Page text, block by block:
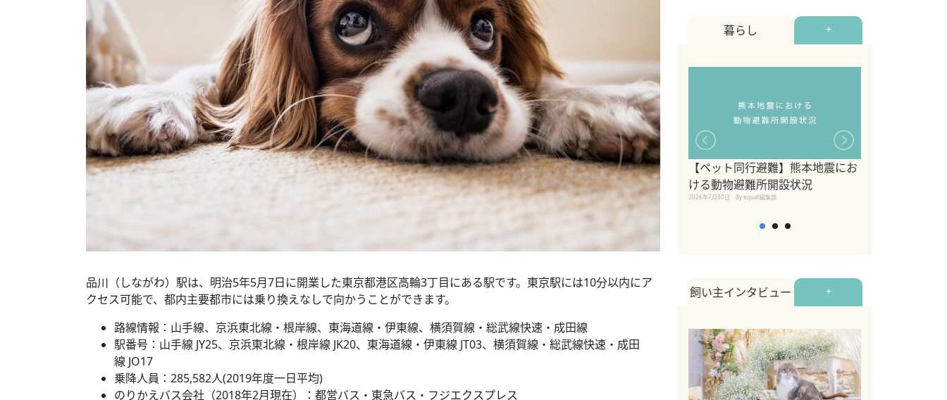
品川（しながわ）駅は、明治5年5月7日に開業した東京都港区高輪3丁目にある駅です。東京駅には10分以内にア
クセス可能で、都内主要都市には乗り換えなしで向かうことができます。
路線情報：山手線、京浜東北線・根岸線、東海道線・伊東線、横須賀線・総武線快速・成田線
駅番号：山手線 JY25、京浜東北線・根岸線 JK20、東海道線・伊東線 JT03、横須賀線・総武線快速・成田
線 JO17
乗降人員：285,582人(2019年度一日平均)
のりかえバス会社（2018年2月現在）：都営バス・東急バス・フジエクスプレス
暮らし +
【ペット同行避難】熊本地震にお
ける動物避難所開設状況
2026年7月30日 By equall編集部
飼い主インタビュー +